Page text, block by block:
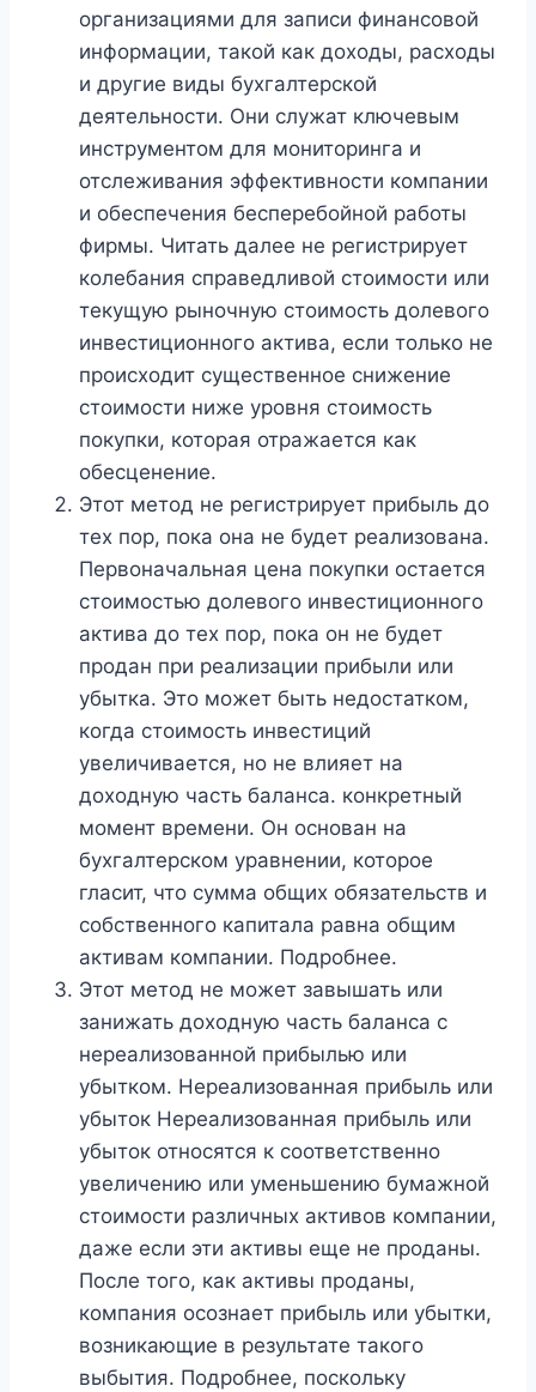
организациями для записи финансовой
информации, такой как доходы, расходы
и другие виды бухгалтерской
деятельности. Они служат ключевым
инструментом для мониторинга и
отслеживания эффективности компании
и обеспечения бесперебойной работы
фирмы. Читать далее не регистрирует
колебания справедливой стоимости или
текущую рыночную стоимость долевого
инвестиционного актива, если только не
происходит существенное снижение
стоимости ниже уровня стоимость
покупки, которая отражается как
обесценение.
Этот метод не регистрирует прибыль до
тех пор, пока она не будет реализована.
Первоначальная цена покупки остается
стоимостью долевого инвестиционного
актива до тех пор, пока он не будет
продан при реализации прибыли или
убытка. Это может быть недостатком,
когда стоимость инвестиций
увеличивается, но не влияет на
доходную часть баланса. конкретный
момент времени. Он основан на
бухгалтерском уравнении, которое
гласит, что сумма общих обязательств и
собственного капитала равна общим
активам компании. Подробнее.
Этот метод не может завышать или
занижать доходную часть баланса с
нереализованной прибылью или
убытком. Нереализованная прибыль или
убыток Нереализованная прибыль или
убыток относятся к соответственно
увеличению или уменьшению бумажной
стоимости различных активов компании,
даже если эти активы еще не проданы.
После того, как активы проданы,
компания осознает прибыль или убытки,
возникающие в результате такого
выбытия. Подробнее, поскольку